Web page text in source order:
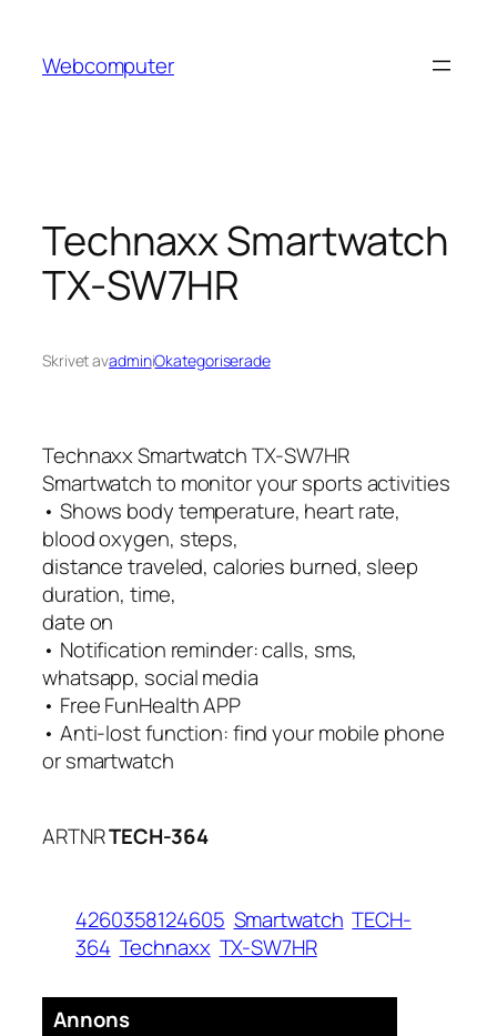
innehåll
Webcomputer
Technaxx Smartwatch
TX-SW7HR
Skrivet avadminiOkategoriserade
Technaxx Smartwatch TX-SW7HR
Smartwatch to monitor your sports activities
• Shows body temperature, heart rate,
blood oxygen, steps,
distance traveled, calories burned, sleep
duration, time,
date on
• Notification reminder: calls, sms,
whatsapp, social media
• Free FunHealth APP
• Anti-lost function: find your mobile phone
or smartwatch
ARTNRTECH-364
4260358124605 Smartwatch TECH-
364 Technaxx TX-SW7HR
Annons